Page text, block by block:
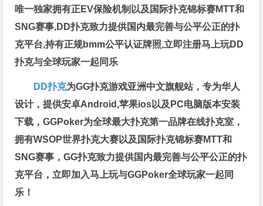
唯一独家拥有正EV保险机制以及国际扑克锦标赛MTT和
SNG赛事,DD扑克致力提供国内最完善与公平公正的扑
克平台,持有正规bmm公平认证牌照,立即注册马上玩DD
扑克与全球玩家一起同乐
DD扑克为GG扑克游戏亚洲中文旗舰站，专为华人
设计，提供安卓Android,苹果ios以及PC电脑版本安装
下载，GGPoker为全球最大扑克第一品牌在线扑克室，
拥有WSOP世界扑克大赛以及国际扑克锦标赛MTT和
SNG赛事，GG扑克致力提供国内最完善与公平公正的扑
克平台，立即加入马上玩与GGPoker全球玩家一起同
乐！